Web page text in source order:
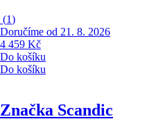
(1)
Doručíme od 21. 8. 2026
4 459 Kč
Do košíku
Do košíku
Značka Scandic